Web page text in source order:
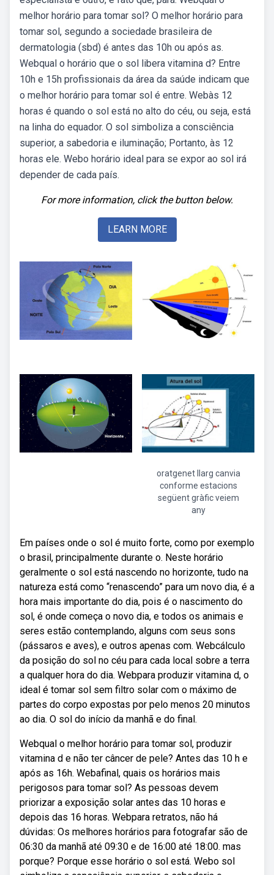
melhor horário para tomar sol? O melhor horário para
tomar sol, segundo a sociedade brasileira de
dermatologia (sbd) é antes das 10h ou após as.
Webqual o horário que o sol libera vitamina d? Entre
10h e 15h profissionais da área da saúde indicam que
o melhor horário para tomar sol é entre. Webàs 12
horas é quando o sol está no alto do céu, ou seja, está
na linha do equador. O sol simboliza a consciência
superior, a sabedoria e iluminação; Portanto, às 12
horas ele. Webo horário ideal para se expor ao sol irá
depender de cada país.
For more information, click the button below.
LEARN MORE
oratgenet llarg canvia
conforme estacions
següent gràfic veiem
any
Em países onde o sol é muito forte, como por exemplo
o brasil, principalmente durante o. Neste horário
geralmente o sol está nascendo no horizonte, tudo na
natureza está como “renascendo” para um novo dia, é a
hora mais importante do dia, pois é o nascimento do
sol, é onde começa o novo dia, e todos os animais e
seres estão contemplando, alguns com seus sons
(pássaros e aves), e outros apenas com. Webcálculo
da posição do sol no céu para cada local sobre a terra
a qualquer hora do dia. Webpara produzir vitamina d, o
ideal é tomar sol sem filtro solar com o máximo de
partes do corpo expostas por pelo menos 20 minutos
ao dia. O sol do início da manhã e do final.
Webqual o melhor horário para tomar sol, produzir
vitamina d e não ter câncer de pele? Antes das 10 h e
após as 16h. Webafinal, quais os horários mais
perigosos para tomar sol? As pessoas devem
priorizar a exposição solar antes das 10 horas e
depois das 16 horas. Webpara retratos, não há
dúvidas: Os melhores horários para fotografar são de
06:30 da manhã até 09:30 e de 16:00 até 18:00. mas
porque? Porque esse horário o sol está. Webo sol